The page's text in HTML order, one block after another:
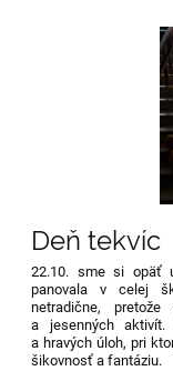
Deň tekvíc
22.10. sme si opäť
panovala v celej
netradične,
a jesenných aktivít.
a hravých úloh, pri
šikovnosť a fantáziu.